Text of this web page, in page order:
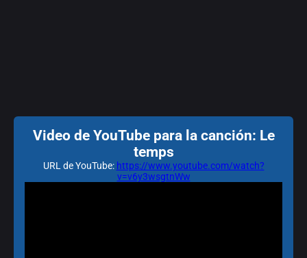
Video de YouTube para la canción: Le
temps
URL de YouTube: https://www.youtube.com/watch?
v=v6y3wsgtnWw